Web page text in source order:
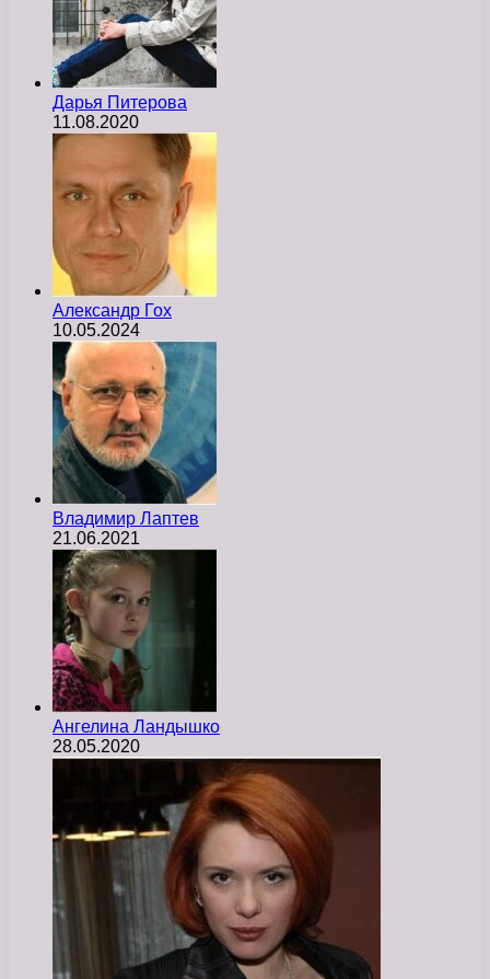
Дарья Питерова
11.08.2020
Александр Гох
10.05.2024
Владимир Лаптев
21.06.2021
Ангелина Ландышко
28.05.2020